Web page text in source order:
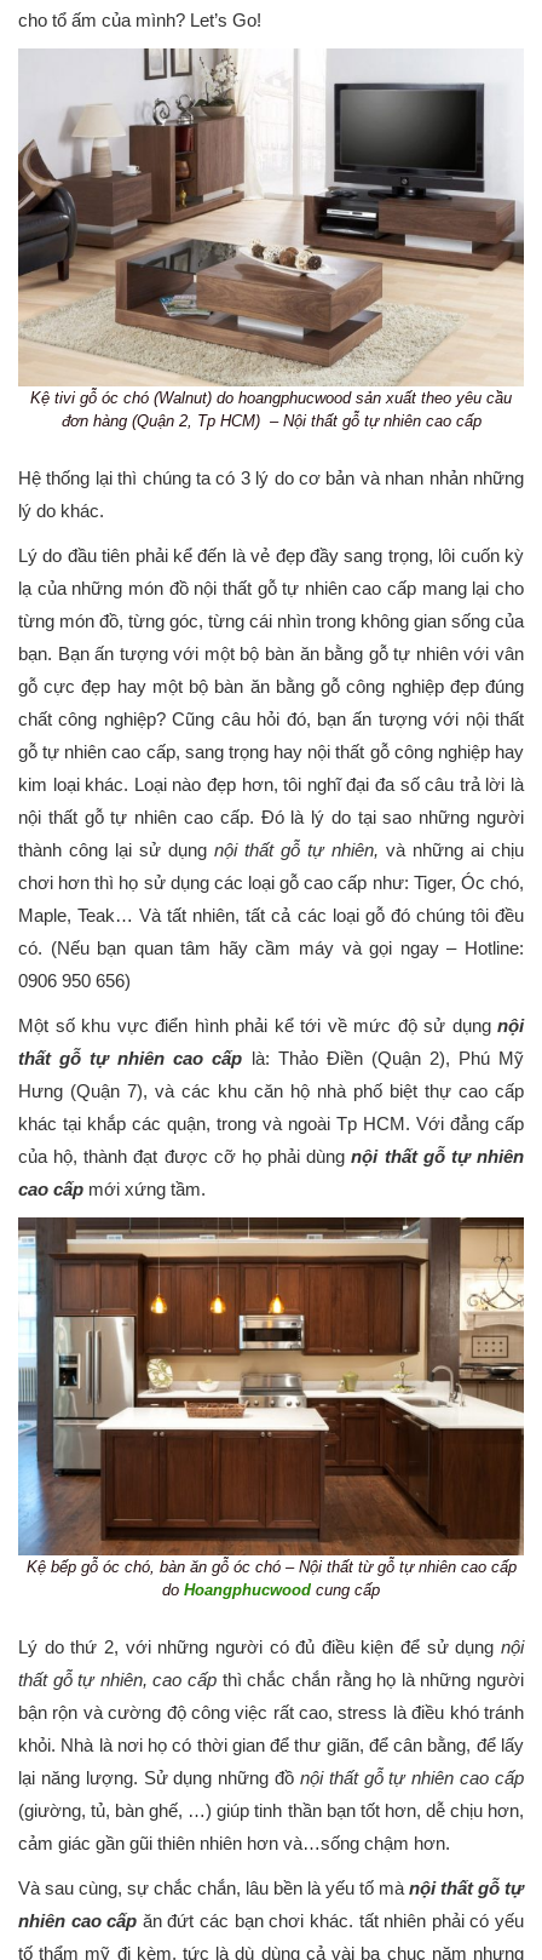
cho tổ ấm của mình? Let’s Go!
Kệ tivi gỗ óc chó (Walnut) do hoangphucwood sản xuất theo yêu cầu
đơn hàng (Quận 2, Tp HCM) – Nội thất gỗ tự nhiên cao cấp
Hệ thống lại thì chúng ta có 3 lý do cơ bản và nhan nhản những
lý do khác.
Lý do đầu tiên phải kể đến là vẻ đẹp đầy sang trọng, lôi cuốn kỳ
lạ của những món đồ nội thất gỗ tự nhiên cao cấp mang lại cho
từng món đồ, từng góc, từng cái nhìn trong không gian sống của
bạn. Bạn ấn tượng với một bộ bàn ăn bằng gỗ tự nhiên với vân
gỗ cực đẹp hay một bộ bàn ăn bằng gỗ công nghiệp đẹp đúng
chất công nghiệp? Cũng câu hỏi đó, bạn ấn tượng với nội thất
gỗ tự nhiên cao cấp, sang trọng hay nội thất gỗ công nghiệp hay
kim loại khác. Loại nào đẹp hơn, tôi nghĩ đại đa số câu trả lời là
nội thất gỗ tự nhiên cao cấp. Đó là lý do tại sao những người
thành công lại sử dụng nội thất gỗ tự nhiên, và những ai chịu
chơi hơn thì họ sử dụng các loại gỗ cao cấp như: Tiger, Óc chó,
Maple, Teak… Và tất nhiên, tất cả các loại gỗ đó chúng tôi đều
có. (Nếu bạn quan tâm hãy cầm máy và gọi ngay – Hotline:
0906 950 656)
Một số khu vực điển hình phải kể tới về mức độ sử dụng nội
thất gỗ tự nhiên cao cấp là: Thảo Điền (Quận 2), Phú Mỹ
Hưng (Quận 7), và các khu căn hộ nhà phố biệt thự cao cấp
khác tại khắp các quận, trong và ngoài Tp HCM. Với đẳng cấp
của hộ, thành đạt được cỡ họ phải dùngnội thất gỗ tự nhiên
cao cấp mới xứng tầm.
Kệ bếp gỗ óc chó, bàn ăn gỗ óc chó – Nội thất từ gỗ tự nhiên cao cấp
do Hoangphucwood cung cấp
Lý do thứ 2, với những người có đủ điều kiện để sử dụng nội
thất gỗ tự nhiên, cao cấp thì chắc chắn rằng họ là những người
bận rộn và cường độ công việc rất cao, stress là điều khó tránh
khỏi. Nhà là nơi họ có thời gian để thư giãn, để cân bằng, để lấy
lại năng lượng. Sử dụng những đồ nội thất gỗ tự nhiên cao cấp
(giường, tủ, bàn ghế, …) giúp tinh thần bạn tốt hơn, dễ chịu hơn,
cảm giác gần gũi thiên nhiên hơn và…sống chậm hơn.
Và sau cùng, sự chắc chắn, lâu bền là yếu tố mà nội thất gỗ tự
nhiên cao cấp ăn đứt các bạn chơi khác. tất nhiên phải có yếu
tố thẩm mỹ đi kèm, tức là dù dùng cả vài ba chục năm nhưng